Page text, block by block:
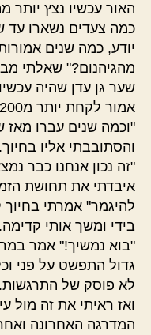
האור עכשיו נצץ יותר
כמה צעדים נשארו עד
יודע, כמה שנים
מהגיהנום?" שאלתי
שער גן עדן שהיה
"וכמה שנים עברו
"זה נכון אנחנו כבר
איבדתי את תחושת
להיגמר" אמרתי
בידי ומשך אותי קדימה.
"בוא נמשיך!" אמר
גדול התפשט על פני
לא פוסק של התרגשות.
ואז ראיתי את זה מול
המדרגה האחרונה